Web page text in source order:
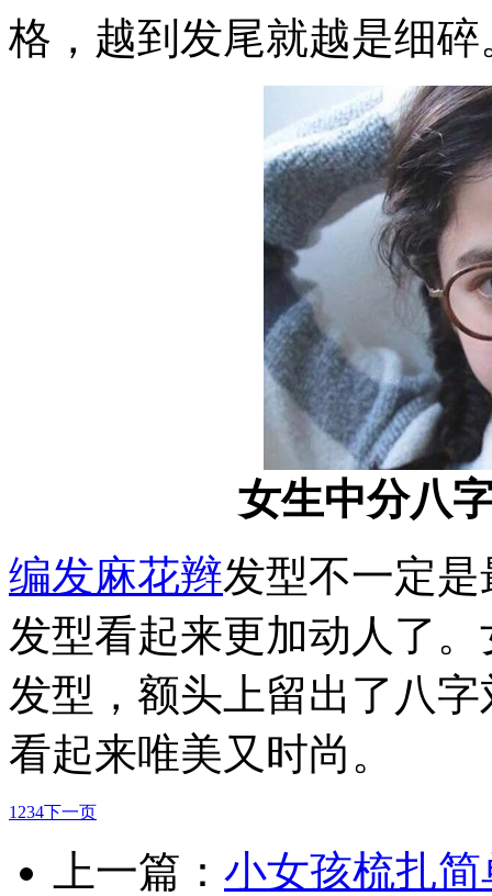
格，越到发尾就越是细碎
女生中分八
编发麻花辫发型不一定
发型看起来更加动人了
发型，额头上留出了八
看起来唯美又时尚。
1 234下一页
上一篇： 小女孩梳扎